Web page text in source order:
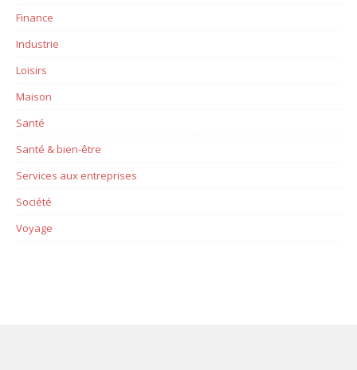
Finance
Industrie
Loisirs
Maison
Santé
Santé & bien-être
Services aux entreprises
Société
Voyage